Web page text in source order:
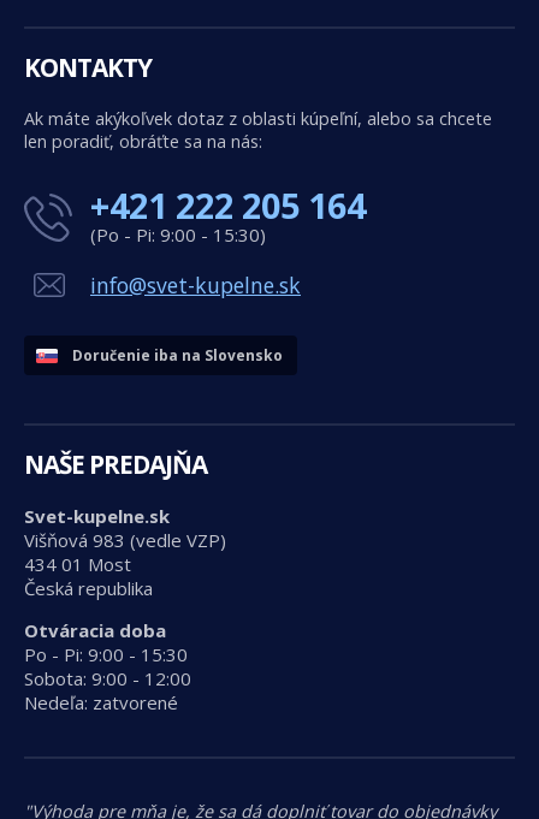
KONTAKTY
Ak máte akýkoľvek dotaz z oblasti kúpeľní, alebo sa chcete
len poradiť, obráťte sa na nás:
+421 222 205 164
(Po - Pi: 9:00 - 15:30)
info@svet-kupelne.sk
Doručenie iba na Slovensko
NAŠE PREDAJŇA
Svet-kupelne.sk
Višňová 983 (vedle VZP)
434 01 Most
Česká republika
Otváracia doba
Po - Pi: 9:00 - 15:30
Sobota: 9:00 - 12:00
Nedeľa: zatvorené
"Výhoda pre mňa je, že sa dá doplniť tovar do objednávky